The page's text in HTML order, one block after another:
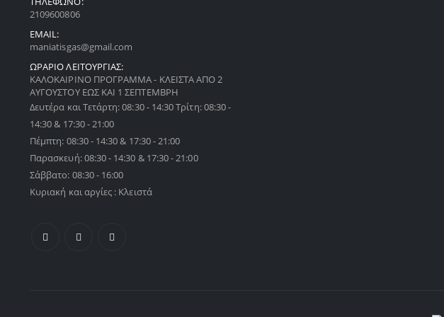
2109600806
EMAIL:
maniatisgas@gmail.com
ΩΡΑΡΙΟ ΛΕΙΤΟΥΡΓΙΑΣ:
ΚΑΛΟΚΑΙΡΙΝΟ ΠΡΟΓΡΑΜΜΑ - ΚΛΕΙΣΤΑ ΑΠΟ 2
ΑΥΓΟΥΣΤΟΥ ΕΩΣ ΚΑΙ 1 ΣΕΠΤΕΜΒΡΗ
Δευτέρα και Τετάρτη: 08:30 - 14:30 Τρίτη: 08:30 -
14:30 & 17:30 - 21:00
Πέμπτη: 08:30 - 14:30 & 17:30 - 21:00
Παρασκευή: 08:30 - 14:30 & 17:30 - 21:00
Σάββατο: 08:30 - 16:00
Κυριακή και αργίες : Κλειστά